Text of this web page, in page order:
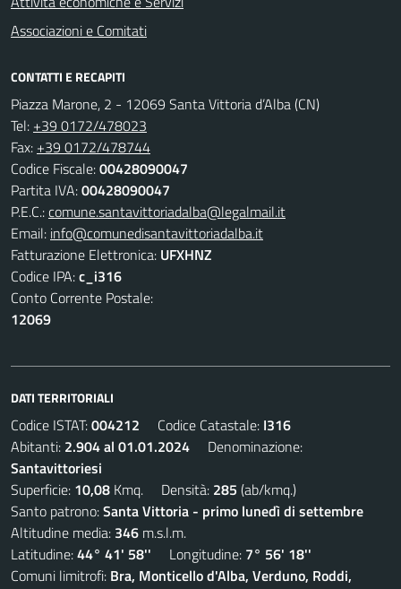
Associazioni e Comitati
CONTATTI E RECAPITI
Piazza Marone, 2 - 12069 Santa Vittoria d’Alba (CN)
Tel: +39 0172/478023
Fax: +39 0172/478744
Codice Fiscale:00428090047
Partita IVA:00428090047
P.E.C.:comune.santavittoriadalba@legalmail.it
Email: info@comunedisantavittoriadalba.it
Fatturazione Elettronica: UFXHNZ
Codice IPA:c_i316
Conto Corrente Postale:
12069
DATI TERRITORIALI
Codice ISTAT:004212 Codice Catastale: I316
Abitanti: 2.904 al 01.01.2024 Denominazione:
Santavittoriesi
Superficie: 10,08 Kmq. Densità: 285 (ab/kmq.)
Santo patrono:Santa Vittoria - primo lunedì di settembre
Altitudine media: 346 m.s.l.m.
Latitudine:44° 41' 58'' Longitudine: 7° 56' 18''
Comuni limitrofi: Bra, Monticello d'Alba, Verduno, Roddi,